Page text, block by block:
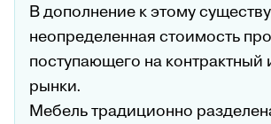
В дополнение к этому
неопределенная стоимость
поступающего на
рынки.
Мебель традиционно